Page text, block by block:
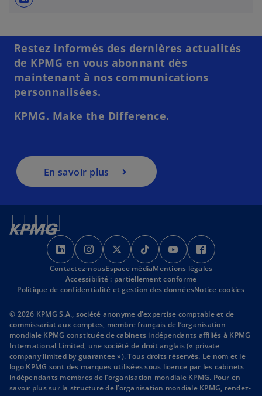
s
u
v
r
e
a
u
n
u
v
n
l
e
t
Restez informés des dernières actualités
de KPMG en vous abonnant dès
maintenant à nos communications
personnalisées.
KPMG. Make the Difference.
En savoir plus
s
’
o
u
r
e
d
a
n
s
u
s
’
o
u
r
e
d
a
n
s
u
s
’
o
u
r
e
d
a
n
s
u
s
’
o
u
r
e
d
a
n
s
u
s
’
o
u
r
e
d
a
n
s
u
’
r
e
d
a
n
s
u
Contactez-nousEspace médiaMentions légales
Accessibilité : partiellement conforme
Politique de confidentialité et gestion des donnéesNotice cookies
© 2026 KPMG S.A., société anonyme d'expertise comptable et de
commissariat aux comptes, membre français de l’organisation
mondiale KPMG constituée de cabinets indépendants affiliés à KPMG
International Limited, une société de droit anglais (« private
company limited by guarantee »). Tous droits réservés. Le nom et le
logo KPMG sont des marques utilisées sous licence par les cabinets
indépendants membres de l’organisation mondiale KPMG. Pour en
savoir plus sur la structure de l’organisation mondiale KPMG, rendez-
vous sur la pagehttps://kpmg.com/governances
(en anglais).